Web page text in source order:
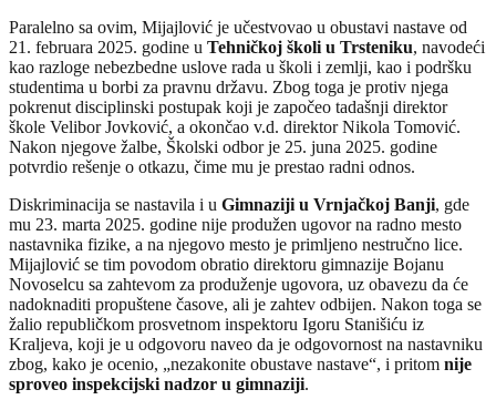
Paralelno sa ovim, Mijajlović je učestvovao u obustavi nastave od
21. februara 2025. godine u Tehničkoj školi u Trsteniku, navodeći
kao razloge nebezbedne uslove rada u školi i zemlji, kao i podršku
studentima u borbi za pravnu državu. Zbog toga je protiv njega
pokrenut disciplinski postupak koji je započeo tadašnji direktor
škole Velibor Jovković, a okončao v.d. direktor Nikola Tomović.
Nakon njegove žalbe, Školski odbor je 25. juna 2025. godine
potvrdio rešenje o otkazu, čime mu je prestao radni odnos.
Diskriminacija se nastavila i u Gimnaziji u Vrnjačkoj Banji, gde
mu 23. marta 2025. godine nije produžen ugovor na radno mesto
nastavnika fizike, a na njegovo mesto je primljeno nestručno lice.
Mijajlović se tim povodom obratio direktoru gimnazije Bojanu
Novoselcu sa zahtevom za produženje ugovora, uz obavezu da će
nadoknaditi propuštene časove, ali je zahtev odbijen. Nakon toga se
žalio republičkom prosvetnom inspektoru Igoru Stanišiću iz
Kraljeva, koji je u odgovoru naveo da je odgovornost na nastavniku
zbog, kako je ocenio, „nezakonite obustave nastave“, i pritom nije
sproveo inspekcijski nadzor u gimnaziji.